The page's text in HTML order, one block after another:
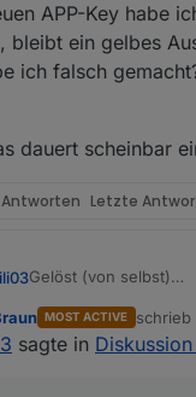
APP-Key habe
bleibt ein gelbes
ich falsch
dauert scheinbar
Antworten Letzte
Gelöst (von selbst)
meine
MOST ACTIVE schrieb
zuletzt
sagte in